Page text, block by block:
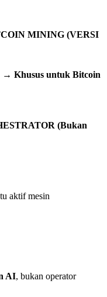
MINING (VERSI
→ Khusus untuk Bitcoin
(Bukan
aktif mesin
AI, bukan operator